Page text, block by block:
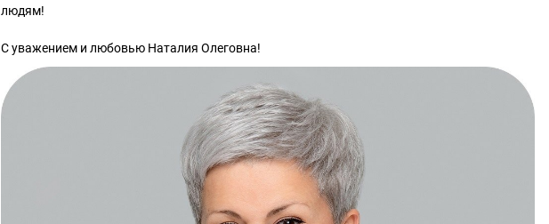
людям!
С уважением и любовью Наталия Олеговна!